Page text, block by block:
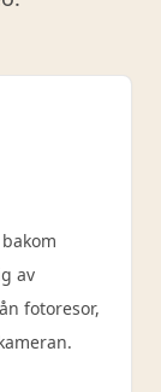
av
fotoresor,